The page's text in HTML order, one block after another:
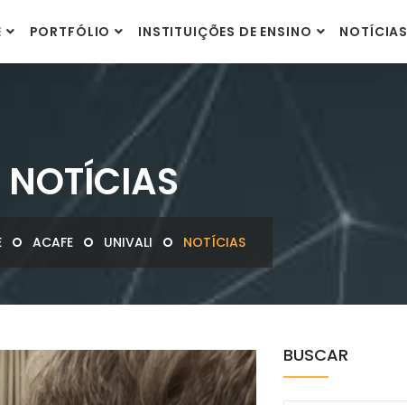
PORTFÓLIO INSTITUIÇÕES DE ENSINO NOTÍCIAS
NOTÍCIAS
ACAFE UNIVALI NOTÍCIAS
BUSCAR